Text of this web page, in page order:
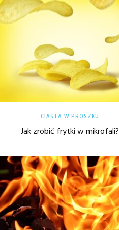
CIASTA W PROSZKU
Jak zrobić frytki w mikrofali?